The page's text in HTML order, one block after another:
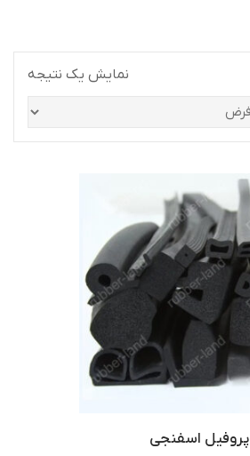
نمایش یک نتیجه
پروفیل اسفنجی